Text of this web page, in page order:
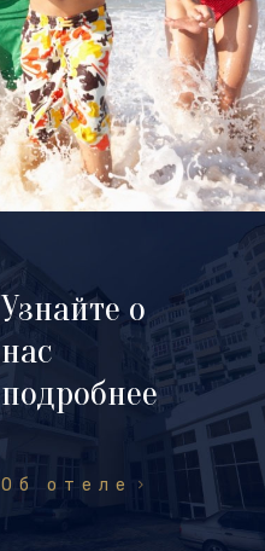
Узнайте о
нас
подробнее
Об отеле